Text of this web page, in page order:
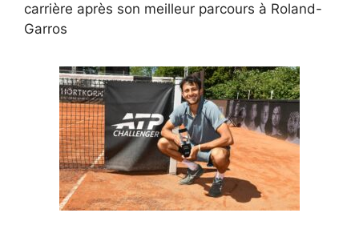
carrière après son meilleur parcours à Roland-
Garros